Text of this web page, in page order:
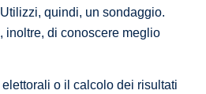
quindi, un sondaggio.
inoltre, di conoscere meglio
o il calcolo dei risultati